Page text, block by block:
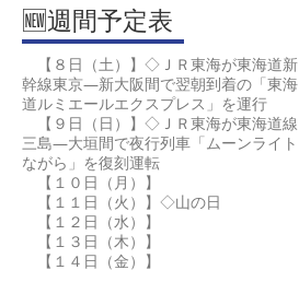
🆕週間予定表
【８日（土）】◇ＪＲ東海が東海道新
幹線東京―新大阪間で翌朝到着の「東海
道ルミエールエクスプレス」を運行
【９日（日）】◇ＪＲ東海が東海道線
三島―大垣間で夜行列車「ムーンライト
ながら」を復刻運転
【１０日（月）】
【１１日（火）】◇山の日
【１２日（水）】
【１３日（木）】
【１４日（金）】